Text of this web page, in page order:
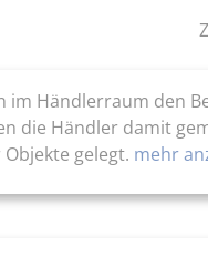
im Händlerraum den
die Händler damit
gelegt. mehr